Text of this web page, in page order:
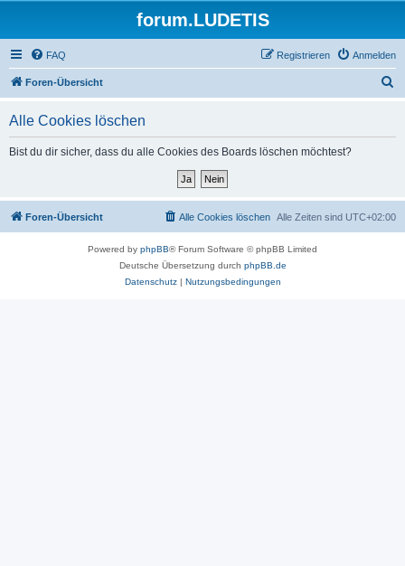
forum.LUDETIS
FAQ Anmelden
Registrieren
Foren-Übersicht
Alle Cookies löschen
Bist du dir sicher, dass du alle Cookies des Boards löschen möchtest?
Foren-Übersicht Alle Zeiten sind UTC+02:00
Alle Cookies löschen
Powered by phpBB® Forum Software © phpBB Limited
Deutsche Übersetzung durch phpBB.de
Datenschutz| Nutzungsbedingungen